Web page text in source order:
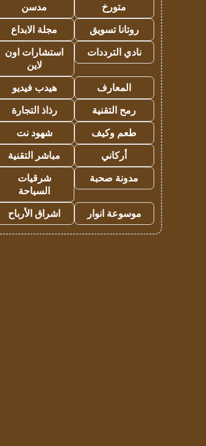
متورخ
مدسن
روتانا تسويق
مجلة الابداع
نادي الترددات
استشارات اون
لاين
المعارف
هيدب فيديو
رمح التقنية
رذاذ التجارة
طعم وكيف
شهود نت
أركاني
مباشر التقنية
مدونة صحبة
شرقيات
السياحة
موسوعة انوار
اشراق الأرباح